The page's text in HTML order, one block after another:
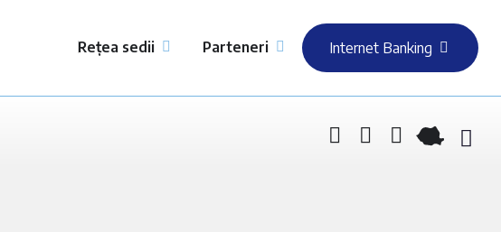
Rețea sedii Parteneri Internet Banking